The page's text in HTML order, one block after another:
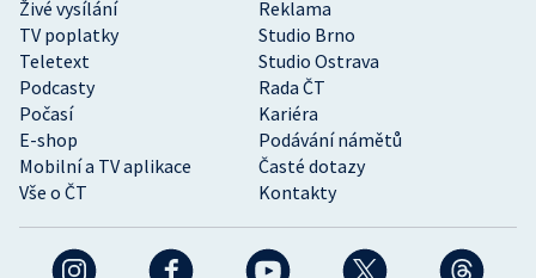
Živé vysílání
Reklama
TV poplatky
Studio Brno
Teletext
Studio Ostrava
Podcasty
Rada ČT
Počasí
Kariéra
E-shop
Podávání námětů
Mobilní a TV aplikace
Časté dotazy
Vše o ČT
Kontakty